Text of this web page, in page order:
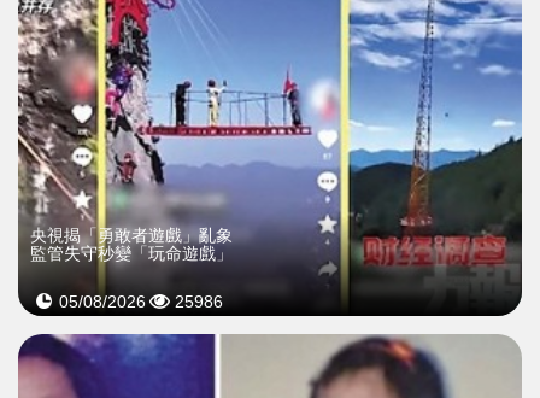
央視揭「勇敢者遊戲」亂象
監管失守秒變「玩命遊戲」
05/08/2026 25986